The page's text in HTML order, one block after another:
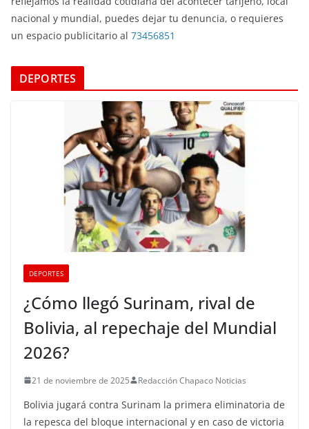
nacional y mundial, puedes dejar tu denuncia, o requieres
un espacio publicitario al 73456851
DEPORTES
DEPORTES
¿Cómo llegó Surinam, rival de
Bolivia, al repechaje del Mundial
2026?
21 de noviembre de 2025 Redacción Chapaco Noticias
Bolivia jugará contra Surinam la primera eliminatoria de
la repesca del bloque internacional y en caso de victoria